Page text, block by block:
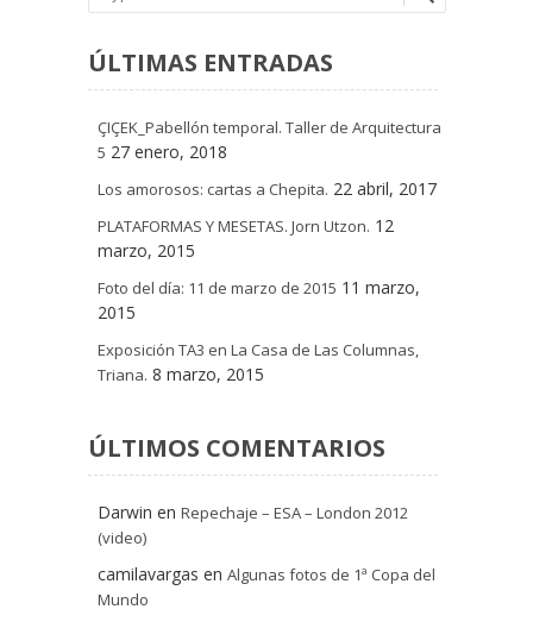
ÚLTIMAS ENTRADAS
ÇIÇEK_Pabellón temporal. Taller de Arquitectura
5 27 enero, 2018
Los amorosos: cartas a Chepita. 22 abril, 2017
PLATAFORMAS Y MESETAS. Jorn Utzon. 12
marzo, 2015
Foto del día: 11 de marzo de 2015 11 marzo,
2015
Exposición TA3 en La Casa de Las Columnas,
Triana. 8 marzo, 2015
ÚLTIMOS COMENTARIOS
Darwin en Repechaje – ESA – London 2012
(video)
camilavargas en Algunas fotos de 1ª Copa del
Mundo